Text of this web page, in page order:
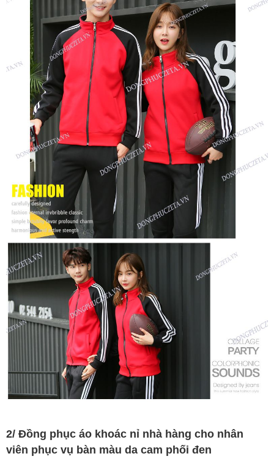
2/ Đồng phục áo khoác nỉ nhà hàng cho nhân
viên phục vụ bàn màu da cam phối đen